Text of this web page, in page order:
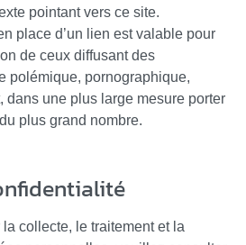
pointant vers ce site.
place d’un lien est valable pour
de ceux diffusant des
polémique, pornographique,
dans une plus large mesure porter
plus grand nombre.
collecte, le traitement et la